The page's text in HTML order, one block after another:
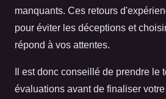
manquants. Ces retours
pour éviter les déceptions et
répond à vos attentes.
Il est donc conseillé de prendre le
évaluations avant de finaliser